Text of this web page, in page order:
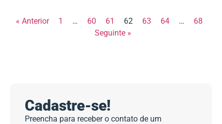
« Anterior 1 … 60 61 62 63 64 …
68
Seguinte »
Cadastre-se!
Preencha para receber o contato de um